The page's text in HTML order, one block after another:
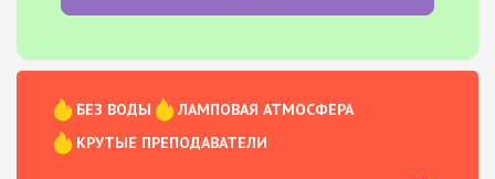
БЕЗ ВОДЫ
ЛАМПОВАЯ АТМОСФЕРА
КРУТЫЕ ПРЕПОДАВАТЕЛИ